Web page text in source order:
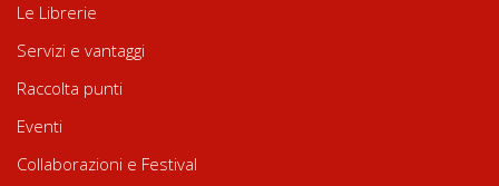
Le Librerie
Servizi e vantaggi
Raccolta punti
Eventi
Collaborazioni e Festival